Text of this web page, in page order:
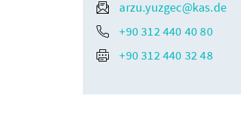
arzu.yuzgec@kas.de
+90 312 440 40 80
+90 312 440 32 48